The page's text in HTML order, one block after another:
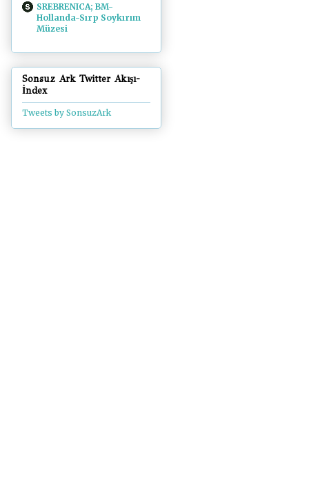
SREBRENICA; BM-
Hollanda-Sırp Soykırım
Müzesi
Sonsuz Ark Twitter Akışı-
İndex
Tweets by SonsuzArk